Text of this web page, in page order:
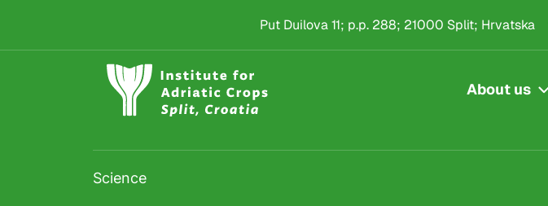
Put Duilova 11; p.p. 288; 21000 Split; Hrvatska
About us
Science